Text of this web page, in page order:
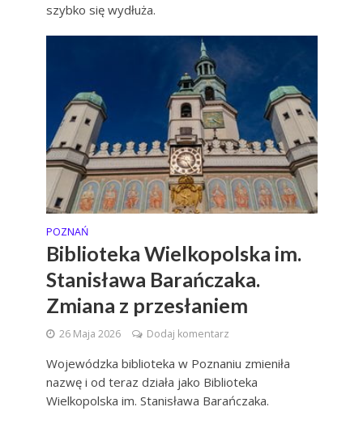
szybko się wydłuża.
POZNAŃ
Biblioteka Wielkopolska im.
Stanisława Barańczaka.
Zmiana z przesłaniem
26 Maja 2026 Dodaj komentarz
Wojewódzka biblioteka w Poznaniu zmieniła
nazwę i od teraz działa jako Biblioteka
Wielkopolska im. Stanisława Barańczaka.